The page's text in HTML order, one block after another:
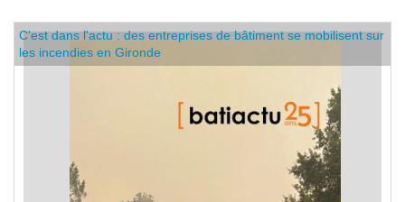
C'est dans l'actu : des entreprises de bâtiment se mobilisent sur
les incendies en Gironde